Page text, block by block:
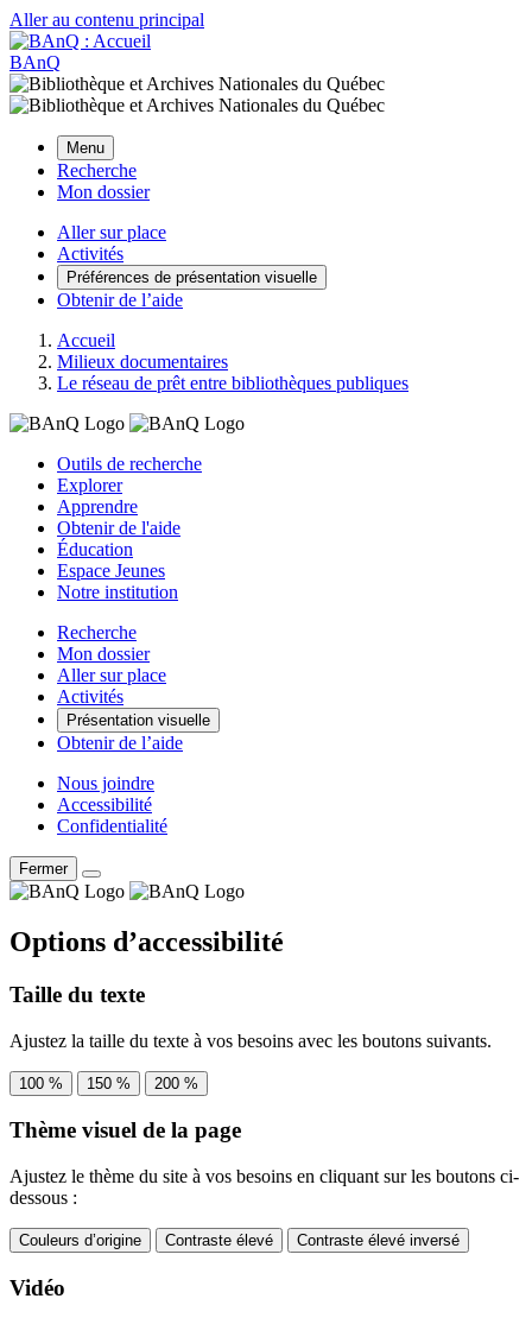
Aller au contenu principal
BAnQ
Menu
Recherche
Mon dossier
Aller sur place
Activités
Préférences de présentation visuelle
Obtenir de l’aide
Accueil
Milieux documentaires
Le réseau de prêt entre bibliothèques publiques
Outils de recherche
Explorer
Apprendre
Obtenir de l'aide
Éducation
Espace Jeunes
Notre institution
Recherche
Mon dossier
Aller sur place
Activités
Présentation visuelle
Obtenir de l’aide
Nous joindre
Accessibilité
Confidentialité
Fermer
Options d’accessibilité
Taille du texte
Ajustez la taille du texte à vos besoins avec les boutons suivants.
100 % 150 % 200 %
Thème visuel de la page
Ajustez le thème du site à vos besoins en cliquant sur les boutons ci-
dessous :
Couleurs d’origine Contraste élevé Contraste élevé inversé
Vidéo